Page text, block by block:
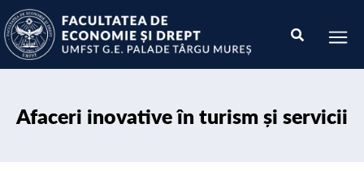
Afaceri inovative în turism și servicii